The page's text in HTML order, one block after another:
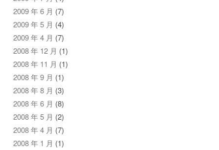
2009 年 6 月 (7)
2009 年 5 月 (4)
2009 年 4 月 (7)
2008 年 12 月 (1)
2008 年 11 月 (1)
2008 年 9 月 (1)
2008 年 8 月 (3)
2008 年 6 月 (8)
2008 年 5 月 (2)
2008 年 4 月 (7)
2008 年 1 月 (1)